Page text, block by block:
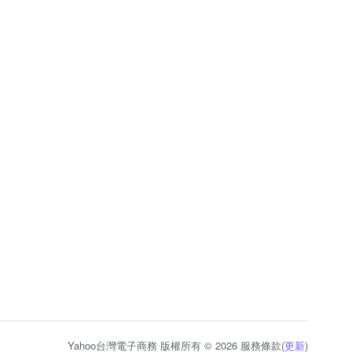
Yahoo台灣電子商務 版權所有 © 2026 服務條款(更新)